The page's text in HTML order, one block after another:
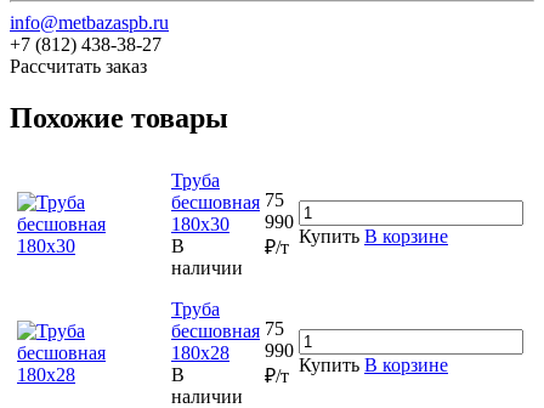
info@metbazaspb.ru
+7 (812) 438-38-27
Рассчитать заказ
Похожие товары
Труба
бесшовная
180х30
В
наличии
75
990
₽/т
Купить В корзине
Труба
бесшовная
180х28
В
наличии
75
990
₽/т
Купить В корзине